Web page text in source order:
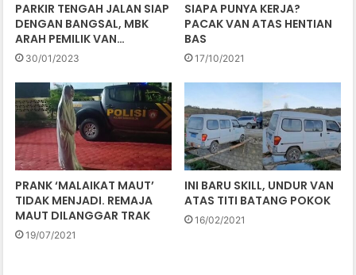
PARKIR TENGAH JALAN SIAP
DENGAN BANGSAL, MBK
ARAH PEMILIK VAN…
30/01/2023
SIAPA PUNYA KERJA?
PACAK VAN ATAS HENTIAN
BAS
17/10/2021
PRANK ‘MALAIKAT MAUT’
TIDAK MENJADI. REMAJA
MAUT DILANGGAR TRAK
19/07/2021
INI BARU SKILL, UNDUR VAN
ATAS TITI BATANG POKOK
16/02/2021